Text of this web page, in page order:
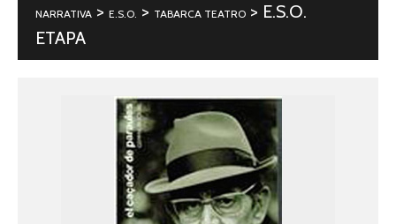
NARRATIVA > E.S.O. > TABARCA TEATRO > E.S.O.
ETAPA